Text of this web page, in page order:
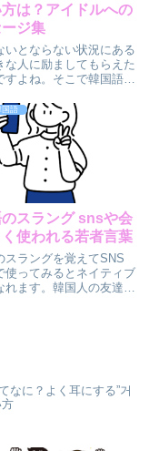
は？アイドルへの
ジ集
いとならない状況にある
な人に励ましてもらえた
すよね。そこで韓国語で
かお伝えします。その他
を伝えるメッセージを集
。韓国語で「応援してく
」を使ってみてください
語
スラング snsや会
使われる若者言葉
スラングを覚えてSNS
使ってみるとネイティブ
れます。韓国人の友達と
なに？よく耳にする”거